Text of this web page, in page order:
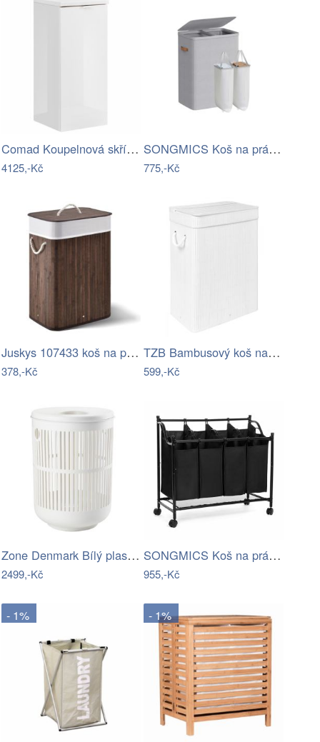
Comad Koupelnová skříňka s košem na…
4125,-Kč
SONGMICS Koš na prádlo Vilém 170 L šedý
775,-Kč
Juskys 107433 koš na prádlo 72 l bambus…
378,-Kč
TZB Bambusový koš na prádlo SOREN I 80…
599,-Kč
Zone Denmark Bílý plastový koš na…
2499,-Kč
SONGMICS Koš na prádlo Zoe 4x35 L černý
955,-Kč
- 1% - 1%